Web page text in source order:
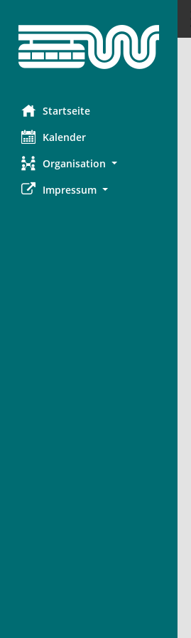
Startseite
Kalender
Organisation
Impressum